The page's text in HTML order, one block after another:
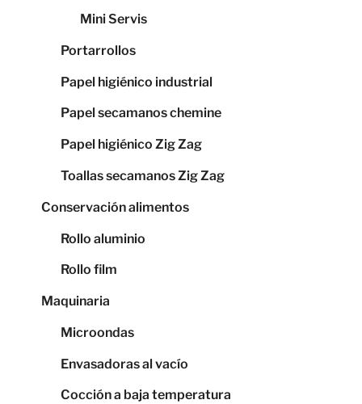
Mini Servis
Portarrollos
Papel higiénico industrial
Papel secamanos chemine
Papel higiénico Zig Zag
Toallas secamanos Zig Zag
Conservación alimentos
Rollo aluminio
Rollo film
Maquinaria
Microondas
Envasadoras al vacío
Cocción a baja temperatura